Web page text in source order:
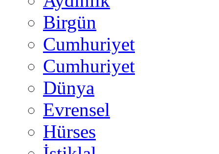
Birgün
Cumhuriyet
Cumhuriyet
Dünya
Evrensel
Hürses